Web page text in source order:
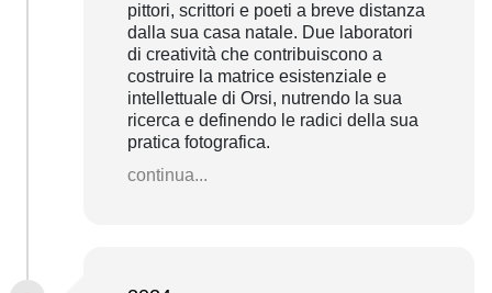
pittori, scrittori e poeti a breve distanza
dalla sua casa natale. Due laboratori
di creatività che contribuiscono a
costruire la matrice esistenziale e
intellettuale di Orsi, nutrendo la sua
ricerca e definendo le radici della sua
pratica fotografica.
continua...